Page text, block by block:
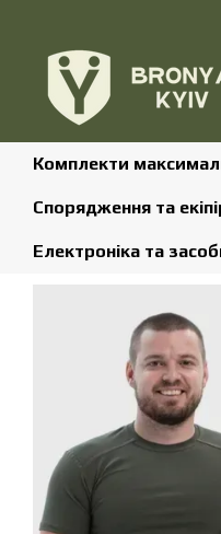
Комплекти
Спорядження та
Електроніка та